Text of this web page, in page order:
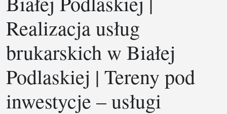
Realizacja usług
brukarskich w Białej
Podlaskiej | Tereny pod
inwestycje – usługi